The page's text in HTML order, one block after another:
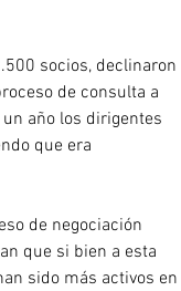
socios, declinaron
de consulta a
año los dirigentes
que era
de negociación
que si bien a esta
sido más activos en